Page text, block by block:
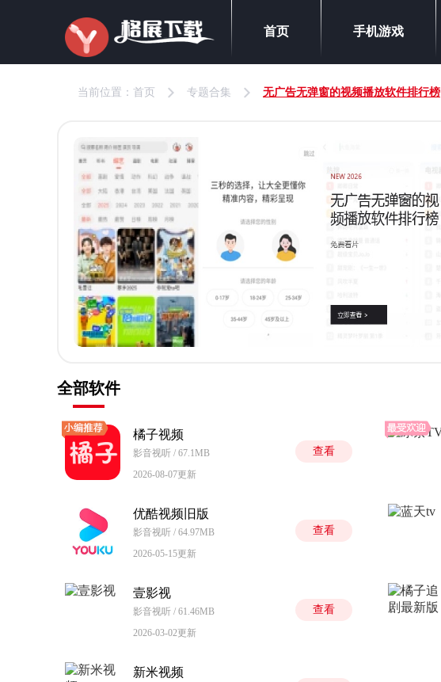
首页 手机游戏
当前位置： 首页 专题合集 无广告无弹窗的视频播放软件排行榜
全部软件
橘子视频
影音视听 / 67.1MB
2026-08-07更新
查看
优酷视频旧版
影音视听 / 64.97MB
2026-05-15更新
查看
壹影视
影音视听 / 61.46MB
2026-03-02更新
查看
新米视频